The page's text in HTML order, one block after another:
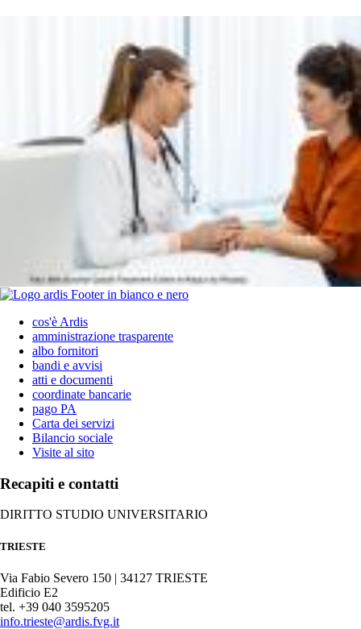
cos'è Ardis
amministrazione trasparente
albo fornitori
bandi e avvisi
atti e documenti
coordinate bancarie
pago PA
Carta dei servizi
Bilancio sociale
Visite al sito
Recapiti e contatti
DIRITTO STUDIO UNIVERSITARIO
TRIESTE
Via Fabio Severo 150 | 34127 TRIESTE
Edificio E2
tel. +39 040 3595205
info.trieste@ardis.fvg.it